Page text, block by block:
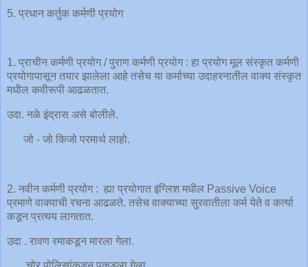
5. प्रधान कर्तुक कर्मणी प्रयोग
1. प्राचीन कर्मणी प्रयोग / पुराण कर्मणी प्रयोग : हा प्रयोग मूल संस्कृत कर्मणी
प्रयोगापासून तयार झालेला आहे तसेच या कर्माच्या उदाहरनातील वाक्य संस्कृत
मधील कवीरूपी आढळतात.
उदा. नळे इंद्रास असे बोलीले.
जो - जो किजो परमार्थ लाहो.
2. नवीन कर्मणी प्रयोग : ह्या प्रयोगात इंग्लिश मधील Passive Voice
प्रमाणे वाक्याची रचना आढळते. तसेच वाक्याच्या सुरवातीला कर्म येते व कर्त्या
कडून प्रत्यय लागतात.
उदा . रावण रमाकडून मारला गेला.